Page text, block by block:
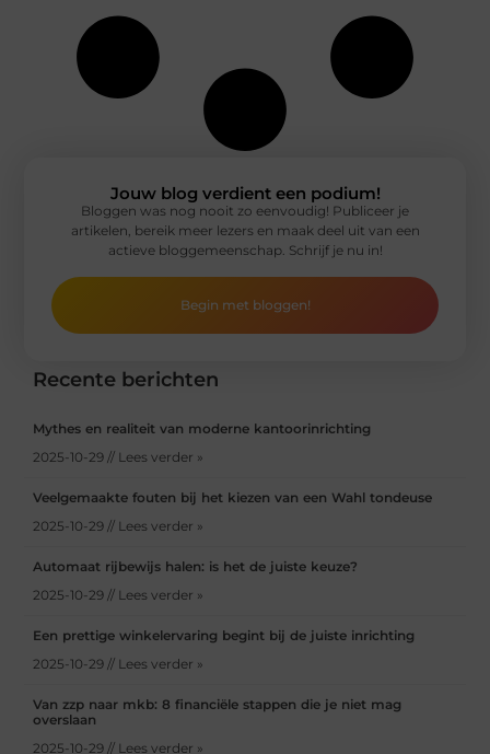
Recente berichten
Mythes en realiteit van moderne kantoorinrichting
2025-10-29 // Lees verder »
Veelgemaakte fouten bij het kiezen van een Wahl tondeuse
2025-10-29 // Lees verder »
Automaat rijbewijs halen: is het de juiste keuze?
2025-10-29 // Lees verder »
Een prettige winkelervaring begint bij de juiste inrichting
2025-10-29 // Lees verder »
Van zzp naar mkb: 8 financiële stappen die je niet mag
overslaan
2025-10-29 // Lees verder »
Jouw blog verdient een podium!
Bloggen was nog nooit zo eenvoudig! Publiceer je
artikelen, bereik meer lezers en maak deel uit van een
actieve bloggemeenschap. Schrijf je nu in!
Begin met bloggen!